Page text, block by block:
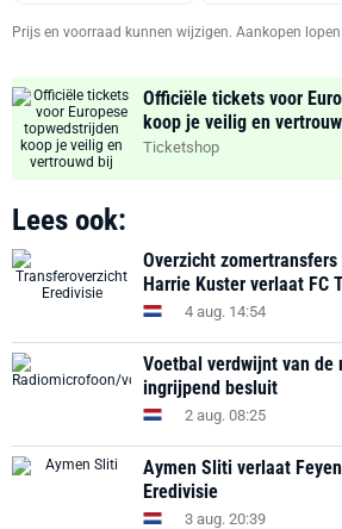
Prijs en voorraad kunnen wijzigen. Aankopen
Officiële tickets voor
koop je veilig en
Ticketshop
Lees ook:
Overzicht
Harrie Kuster verlaat FC
4 aug. 14:54
Voetbal verdwijnt van de
ingrijpend besluit
2 aug. 08:25
Aymen Sliti verlaat
Eredivisie
3 aug. 20:39